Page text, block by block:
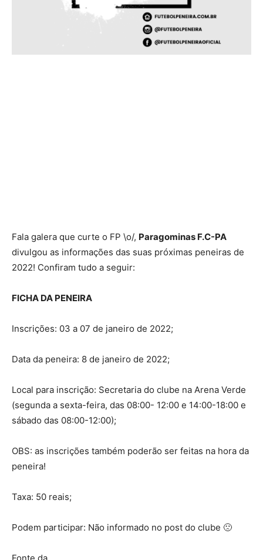
Fala galera que curte o FP \o/, Paragominas F.C-PA
divulgou as informações das suas próximas peneiras de
2022! Confiram tudo a seguir:
FICHA DA PENEIRA
Inscrições: 03 a 07 de janeiro de 2022;
Data da peneira: 8 de janeiro de 2022;
Local para inscrição: Secretaria do clube na Arena Verde
(segunda a sexta-feira, das 08:00- 12:00 e 14:00-18:00 e
sábado das 08:00-12:00);
OBS: as inscrições também poderão ser feitas na hora da
peneira!
Taxa: 50 reais;
Podem participar: Não informado no post do clube 🙁